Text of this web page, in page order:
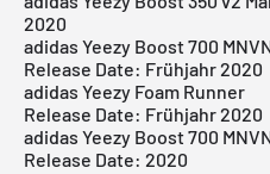
2020
adidas Yeezy Boost 700
Release Date: Frühjahr 2020
adidas Yeezy Foam Runner
Release Date: Frühjahr 2020
adidas Yeezy Boost 700
Release Date: 2020